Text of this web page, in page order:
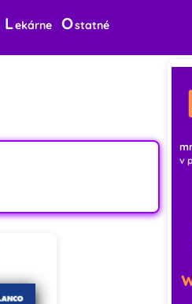
Lekárne Ostatné
v